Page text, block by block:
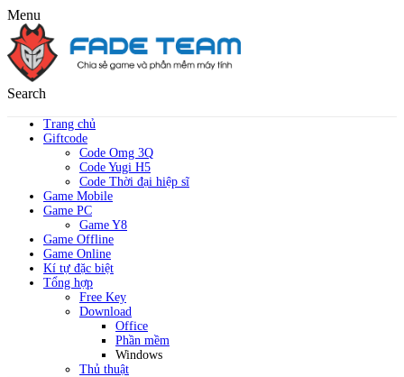
Menu
Search
Trang chủ
Giftcode
Code Omg 3Q
Code Yugi H5
Code Thời đại hiệp sĩ
Game Mobile
Game PC
Game Y8
Game Offline
Game Online
Kí tự đặc biệt
Tổng hợp
Free Key
Download
Office
Phần mềm
Windows
Thủ thuật